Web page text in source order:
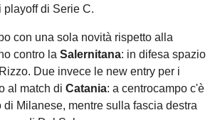
di Serie C.
con una sola novità rispetto alla
contro la Salernitana: in difesa spazio
Due invece le new entry per i
al match di Catania: a centrocampo c'è
Milanese, mentre sulla fascia destra